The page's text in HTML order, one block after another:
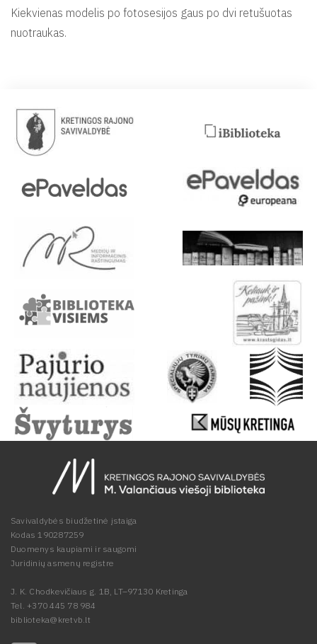
Kiekvienas modelis po fotosesijos gaus po dvi retušuotas
nuotraukas.
Savivaldybės biudžetinė įstaiga
Kodas 190287259
Duomenys kaupiami ir saugomi
Juridinių asmenų registre
J. K. Chodkevičiaus g. 1B, LT–97130 Kretinga
Tel. +370 445 78 984
biblioteka@kretvb.lt